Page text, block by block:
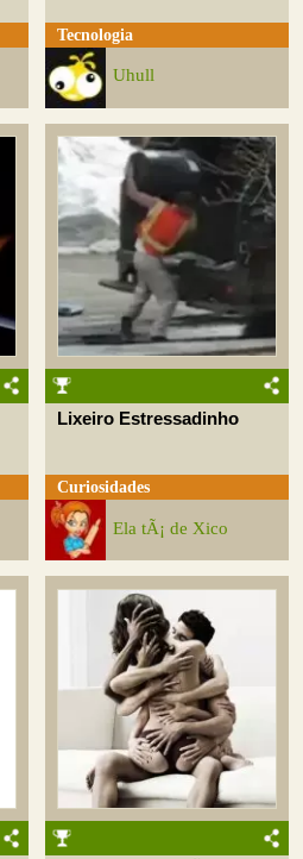
Tecnologia
Uhull
Lixeiro Estressadinho
Curiosidades
Ela tÃ¡ de Xico